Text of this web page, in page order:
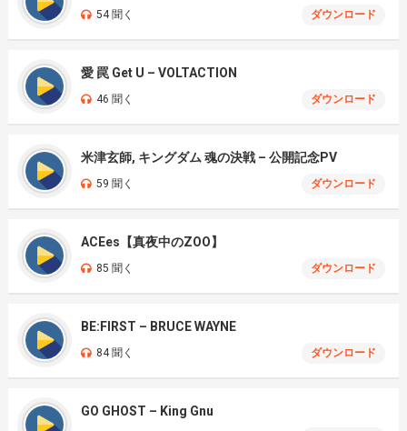
54 聞く ダウンロード
愛 罠 Get U – VOLTACTION
46 聞く ダウンロード
米津玄師, キングダム 魂の決戦 – 公開記念PV
59 聞く ダウンロード
ACEes【真夜中のZOO】
85 聞く ダウンロード
BE:FIRST – BRUCE WAYNE
84 聞く ダウンロード
GO GHOST – King Gnu